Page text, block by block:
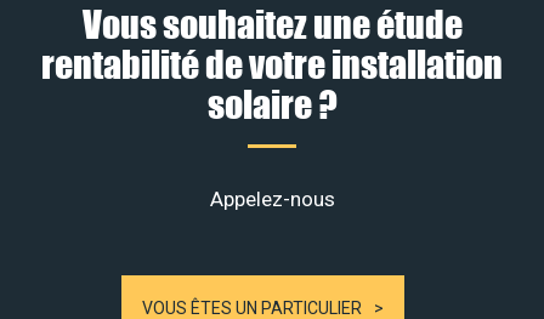
Vous souhaitez une étude
rentabilité de votre installation
solaire ?
Appelez-nous
VOUS ÊTES UN PARTICULIER